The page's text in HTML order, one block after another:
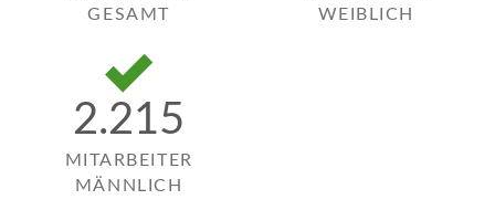
GESAMT
WEIBLICH
2.215
MITARBEITER
MÄNNLICH